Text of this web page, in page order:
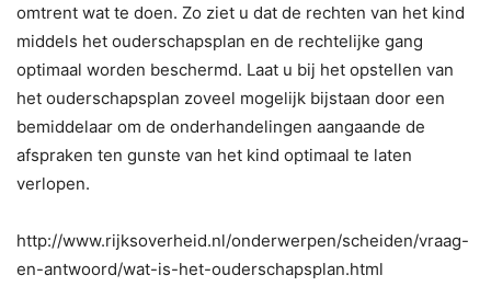
omtrent wat te doen. Zo ziet u dat de rechten van het kind
middels het ouderschapsplan en de rechtelijke gang
optimaal worden beschermd. Laat u bij het opstellen van
het ouderschapsplan zoveel mogelijk bijstaan door een
bemiddelaar om de onderhandelingen aangaande de
afspraken ten gunste van het kind optimaal te laten
verlopen.
http://www.rijksoverheid.nl/onderwerpen/scheiden/vraag-
en-antwoord/wat-is-het-ouderschapsplan.html